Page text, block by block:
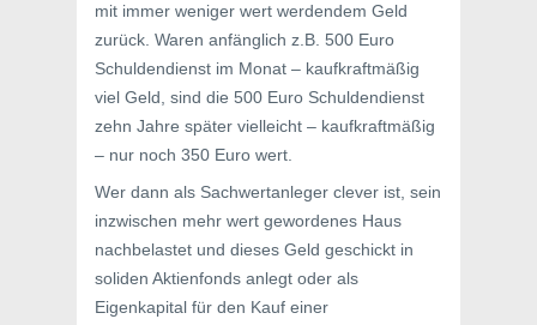
mit immer weniger wert werdendem Geld
zurück. Waren anfänglich z.B. 500 Euro
Schuldendienst im Monat – kaufkraftmäßig 
viel Geld, sind die 500 Euro Schuldendienst
zehn Jahre später vielleicht – kaufkraftmäßig
– nur noch 350 Euro wert.
Wer dann als Sachwertanleger clever ist, sein
inzwischen mehr wert gewordenes Haus
nachbelastet und dieses Geld geschickt in
soliden Aktienfonds anlegt oder als
Eigenkapital für den Kauf einer